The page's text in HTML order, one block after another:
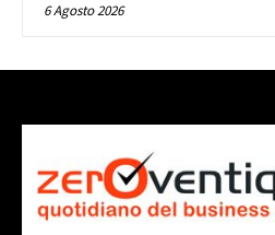
6 Agosto 2026